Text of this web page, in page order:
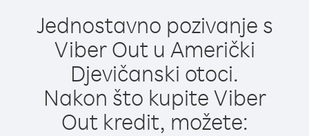
Jednostavno pozivanje s
Viber Out u Američki
Djevičanski otoci.
Nakon što kupite Viber
Out kredit, možete: